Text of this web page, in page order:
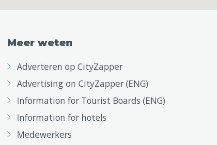
Meer weten
Adverteren op CityZapper
Advertising on CityZapper (ENG)
Information for Tourist Boards (ENG)
Information for hotels
Medewerkers